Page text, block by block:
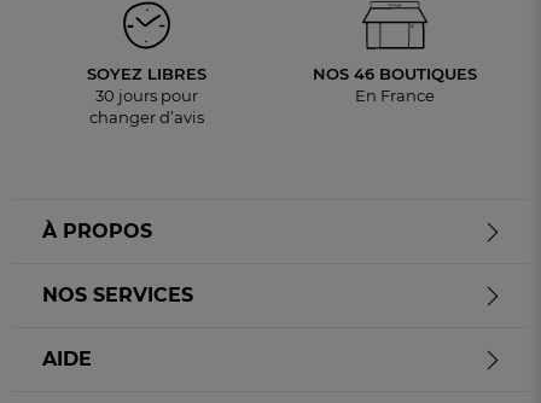
SOYEZ LIBRES
30 jours pour
changer d’avis
NOS 46 BOUTIQUES
En France
À PROPOS
NOS SERVICES
AIDE